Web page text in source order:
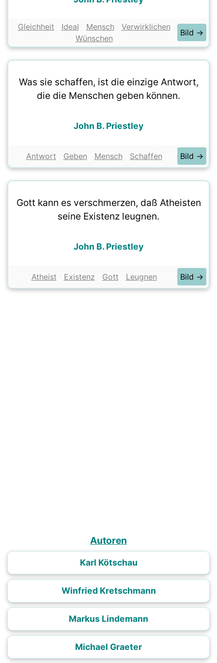
Gleichheit Ideal Mensch
Verwirklichen
Wünschen
Bild →
Was sie schaffen, ist die einzige Antwort,
die die Menschen geben können.
John B. Priestley
Antwort Geben Mensch Schaffen Bild →
Gott kann es verschmerzen, daß Atheisten
seine Existenz leugnen.
John B. Priestley
Atheist Existenz Gott Leugnen Bild →
Autoren
Karl Kötschau
Winfried Kretschmann
Markus Lindemann
Michael Graeter